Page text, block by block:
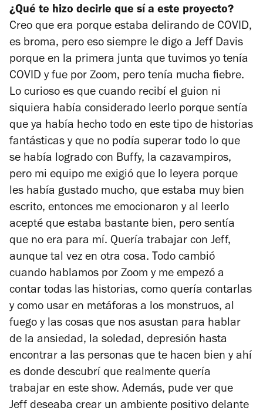
¿Qué te hizo decirle que sí a este proyecto?
Creo que era porque estaba delirando de COVID,
es broma, pero eso siempre le digo a Jeff Davis
porque en la primera junta que tuvimos yo tenía
COVID y fue por Zoom, pero tenía mucha fiebre.
Lo curioso es que cuando recibí el guion ni
siquiera había considerado leerlo porque sentía
que ya había hecho todo en este tipo de historias
fantásticas y que no podía superar todo lo que
se había logrado con Buffy, la cazavampiros,
pero mi equipo me exigió que lo leyera porque
les había gustado mucho, que estaba muy bien
escrito, entonces me emocionaron y al leerlo
acepté que estaba bastante bien, pero sentía
que no era para mí. Quería trabajar con Jeff,
aunque tal vez en otra cosa. Todo cambió
cuando hablamos por Zoom y me empezó a
contar todas las historias, como quería contarlas
y como usar en metáforas a los monstruos, al
fuego y las cosas que nos asustan para hablar
de la ansiedad, la soledad, depresión hasta
encontrar a las personas que te hacen bien y ahí
es donde descubrí que realmente quería
trabajar en este show. Además, pude ver que
Jeff deseaba crear un ambiente positivo delante